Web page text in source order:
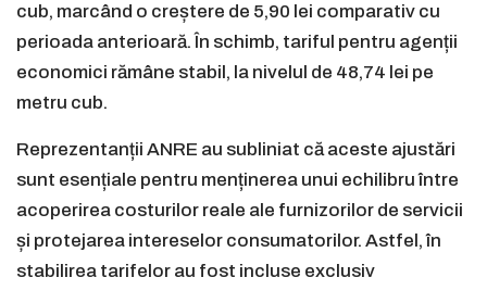
cub, marcând o creștere de 5,90 lei comparativ cu
perioada anterioară. În schimb, tariful pentru agenții
economici rămâne stabil, la nivelul de 48,74 lei pe
metru cub.
Reprezentanții ANRE au subliniat că aceste ajustări
sunt esențiale pentru menținerea unui echilibru între
acoperirea costurilor reale ale furnizorilor de servicii
și protejarea intereselor consumatorilor. Astfel, în
stabilirea tarifelor au fost incluse exclusiv